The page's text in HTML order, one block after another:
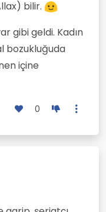
bilir.
gibi geldi. Kadın
bozukluğuda
içine
0